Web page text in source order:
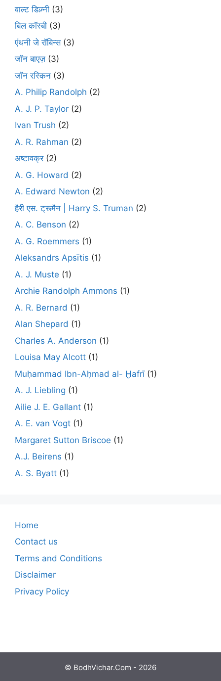
वाल्ट डिज़्नी (3)
बिल कॉस्बी (3)
एंथनी जे रॉबिन्स(3)
जॉन बाएज़ (3)
जॉन रस्किन (3)
A. Philip Randolph (2)
A. J. P. Taylor (2)
Ivan Trush (2)
A. R. Rahman (2)
अष्टावक्र(2)
A. G. Howard (2)
A. Edward Newton (2)
हैरी एस. ट्रूमैन | Harry S. Truman (2)
A. C. Benson (2)
A. G. Roemmers (1)
Aleksandrs Apsītis (1)
A. J. Muste (1)
Archie Randolph Ammons (1)
A. R. Bernard (1)
Alan Shepard (1)
Charles A. Anderson (1)
Louisa May Alcott (1)
Muḥammad Ibn-Aḥmad al- Ḫafrī(1)
A. J. Liebling (1)
Ailie J. E. Gallant (1)
A. E. van Vogt (1)
Margaret Sutton Briscoe (1)
A.J. Beirens (1)
A. S. Byatt (1)
Home
Contact us
Terms and Conditions
Disclaimer
Privacy Policy
© BodhVichar.Com - 2026